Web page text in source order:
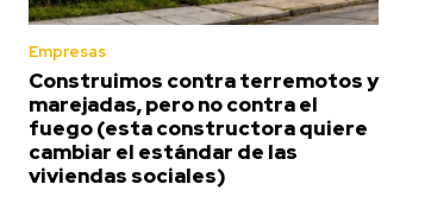
Empresas
Construimos contra terremotos y
marejadas, pero no contra el
fuego (esta constructora quiere
cambiar el estándar de las
viviendas sociales)